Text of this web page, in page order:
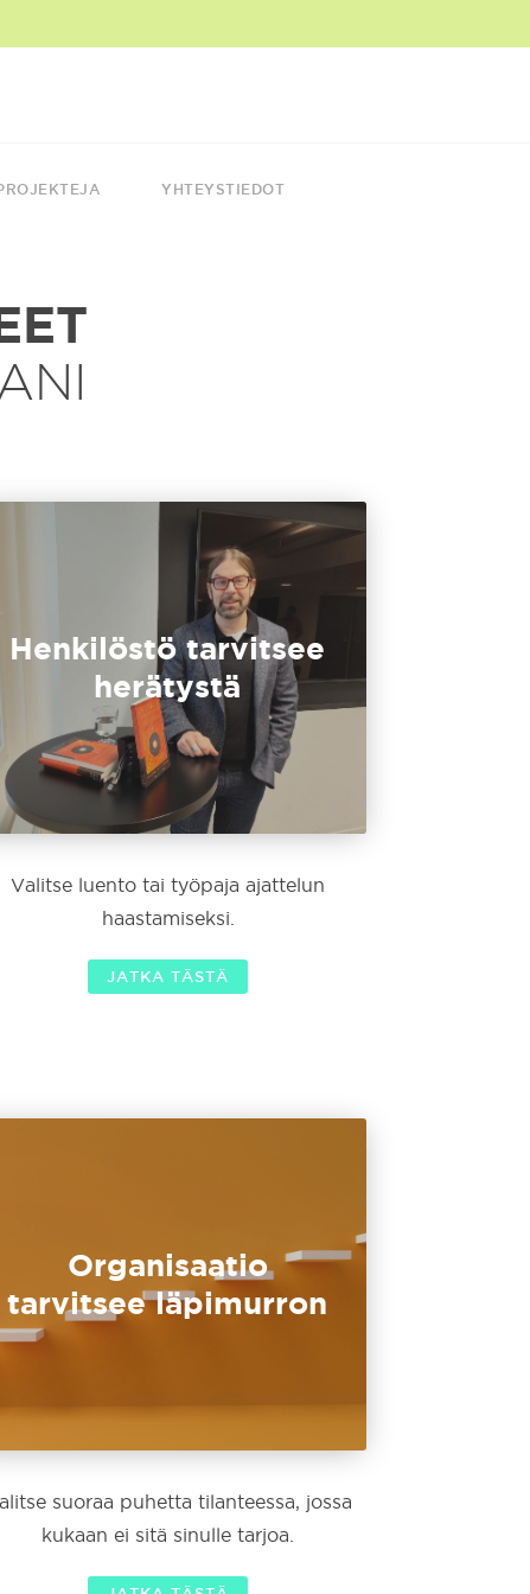
YHTEYSTIEDOT
Henkilöstö tarvitsee
herätystä
Valitse luento tai työpaja ajattelun
haastamiseksi.
JATKA TÄSTÄ
Organisaatio
tarvitsee läpimurron
suoraa puhetta tilanteessa, jossa
kukaan ei sitä sinulle tarjoa.